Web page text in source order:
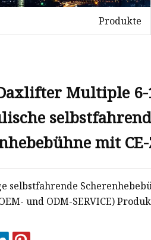
Produkte
Multiple 6-
mit
selbstfahrende
und ODM-SERVICE)